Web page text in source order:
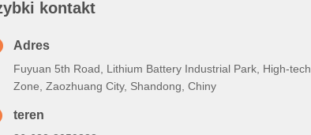
kontakt
Adres
Fuyuan 5th Road, Lithium Battery Industrial Park, High-tech
Zone, Zaozhuang City, Shandong, Chiny
teren